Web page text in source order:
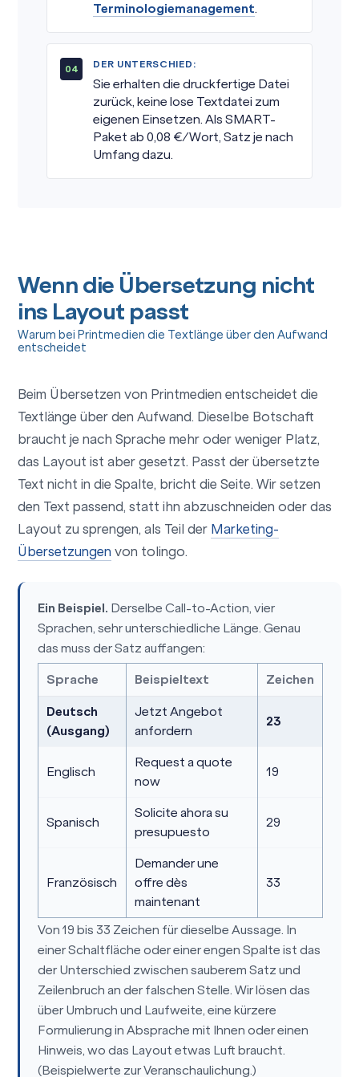
Terminologiemanagement.
DER UNTERSCHIED:
Sie erhalten die druckfertige Datei
zurück, keine lose Textdatei zum
eigenen Einsetzen. Als SMART-
Paket ab 0,08 €/Wort, Satz je nach
Umfang dazu.
Wenn die Übersetzung nicht
ins Layout passt
Warum bei Printmedien die Textlänge über den Aufwand
entscheidet
Beim Übersetzen von Printmedien entscheidet die
Textlänge über den Aufwand. Dieselbe Botschaft
braucht je nach Sprache mehr oder weniger Platz,
das Layout ist aber gesetzt. Passt der übersetzte
Text nicht in die Spalte, bricht die Seite. Wir setzen
den Text passend, statt ihn abzuschneiden oder das
Layout zu sprengen, als Teil der Marketing-
Übersetzungen von tolingo.
Ein Beispiel. Derselbe Call-to-Action, vier
Sprachen, sehr unterschiedliche Länge. Genau
das muss der Satz auffangen:
Sprache Beispieltext Zeichen
Deutsch
(Ausgang)
Jetzt Angebot
anfordern
23
Englisch
Request a quote
now
19
Spanisch
Solicite ahora su
presupuesto
29
Französisch
Demander une
offre dès
maintenant
33
Von 19 bis 33 Zeichen für dieselbe Aussage. In
einer Schaltfläche oder einer engen Spalte ist das
der Unterschied zwischen sauberem Satz und
Zeilenbruch an der falschen Stelle. Wir lösen das
über Umbruch und Laufweite, eine kürzere
Formulierung in Absprache mit Ihnen oder einen
Hinweis, wo das Layout etwas Luft braucht.
(Beispielwerte zur Veranschaulichung.)